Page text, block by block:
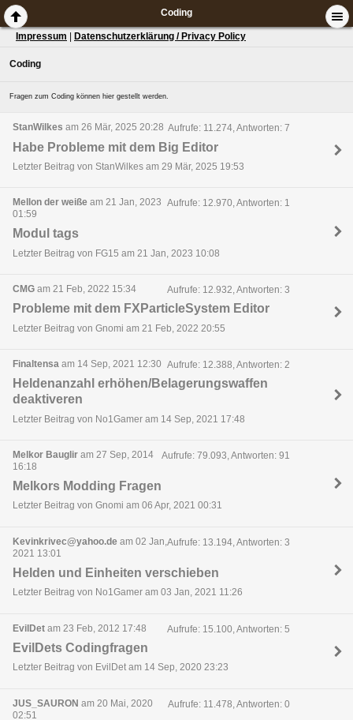
Coding
Impressum Datenschutzerklärung / Privacy Policy
Coding
Fragen zum Coding können hier gestellt werden.
StanWilkes am 26 Mär, 2025 20:28 Aufrufe: 11.274, Antworten: 7
Habe Probleme mit dem Big Editor
Letzter Beitrag von StanWilkes am 29 Mär, 2025 19:53
Mellon der weiße am 21 Jan, 2023
01:59
Aufrufe: 12.970, Antworten: 1
Modul tags
Letzter Beitrag von FG15 am 21 Jan, 2023 10:08
CMG am 21 Feb, 2022 15:34 Aufrufe: 12.932, Antworten: 3
Probleme mit dem FXParticleSystem Editor
Letzter Beitrag von Gnomi am 21 Feb, 2022 20:55
Finaltensa am 14 Sep, 2021 12:30 Aufrufe: 12.388, Antworten: 2
Heldenanzahl erhöhen/Belagerungswaffen
deaktiveren
Letzter Beitrag von No1Gamer am 14 Sep, 2021 17:48
Melkor Bauglir am 27 Sep, 2014
16:18
Aufrufe: 79.093, Antworten: 91
Melkors Modding Fragen
Letzter Beitrag von Gnomi am 06 Apr, 2021 00:31
Kevinkrivec@yahoo.de am 02 Jan,
2021 13:01
Aufrufe: 13.194, Antworten: 3
Helden und Einheiten verschieben
Letzter Beitrag von No1Gamer am 03 Jan, 2021 11:26
EvilDet am 23 Feb, 2012 17:48 Aufrufe: 15.100, Antworten: 5
EvilDets Codingfragen
Letzter Beitrag von EvilDet am 14 Sep, 2020 23:23
JUS_SAURON am 20 Mai, 2020
02:51
Aufrufe: 11.478, Antworten: 0